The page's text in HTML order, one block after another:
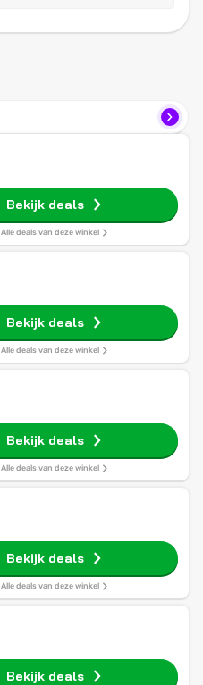
Bekijk deals
Alle deals van deze winkel
Bekijk deals
Alle deals van deze winkel
Bekijk deals
Alle deals van deze winkel
Bekijk deals
Alle deals van deze winkel
Bekijk deals